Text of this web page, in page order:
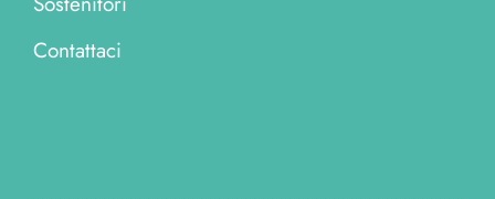
Contattaci